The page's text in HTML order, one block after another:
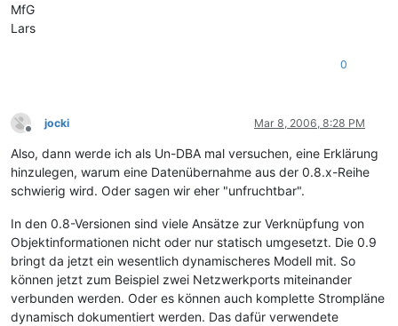
MfG
Lars
0
Offline
jocki Mar 8, 2006, 8:28 PM
Also, dann werde ich als Un-DBA mal versuchen, eine Erklärung
hinzulegen, warum eine Datenübernahme aus der 0.8.x-Reihe
schwierig wird. Oder sagen wir eher "unfruchtbar".
In den 0.8-Versionen sind viele Ansätze zur Verknüpfung von
Objektinformationen nicht oder nur statisch umgesetzt. Die 0.9
bringt da jetzt ein wesentlich dynamischeres Modell mit. So
können jetzt zum Beispiel zwei Netzwerkports miteinander
verbunden werden. Oder es können auch komplette Strompläne
dynamisch dokumentiert werden. Das dafür verwendete